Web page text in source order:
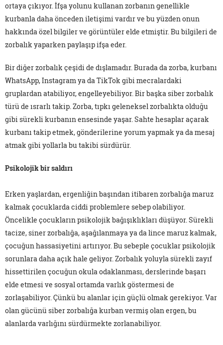
ortaya çıkıyor. İfşa yolunu kullanan zorbanın genellikle
kurbanla daha önceden iletişimi vardır ve bu yüzden onun
hakkında özel bilgiler ve görüntüler elde etmiştir. Bu bilgileri de
zorbalık yaparken paylaşıp ifşa eder.
Bir diğer zorbalık çeşidi de dışlamadır. Burada da zorba, kurbanı
WhatsApp, Instagram ya da TikTok gibi mecralardaki
gruplardan atabiliyor, engelleyebiliyor. Bir başka siber zorbalık
türü de ısrarlı takip. Zorba, tıpkı geleneksel zorbalıkta olduğu
gibi sürekli kurbanın ensesinde yaşar. Sahte hesaplar açarak
kurbanı takip etmek, gönderilerine yorum yapmak ya da mesaj
atmak gibi yollarla bu takibi sürdürür.
Psikolojik bir saldırı
Erken yaşlardan, ergenliğin başından itibaren zorbalığa maruz
kalmak çocuklarda ciddi problemlere sebep olabiliyor.
Öncelikle çocukların psikolojik bağışıklıkları düşüyor. Sürekli
tacize, siner zorbalığa, aşağılanmaya ya da lince maruz kalmak,
çocuğun hassasiyetini artırıyor. Bu sebeple çocuklar psikolojik
sorunlara daha açık hale geliyor. Zorbalık yoluyla sürekli zayıf
hissettirilen çocuğun okula odaklanması, derslerinde başarı
elde etmesi ve sosyal ortamda varlık göstermesi de
zorlaşabiliyor. Çünkü bu alanlar için güçlü olmak gerekiyor. Var
olan gücünü siber zorbalığa kurban vermiş olan ergen, bu
alanlarda varlığını sürdürmekte zorlanabiliyor.